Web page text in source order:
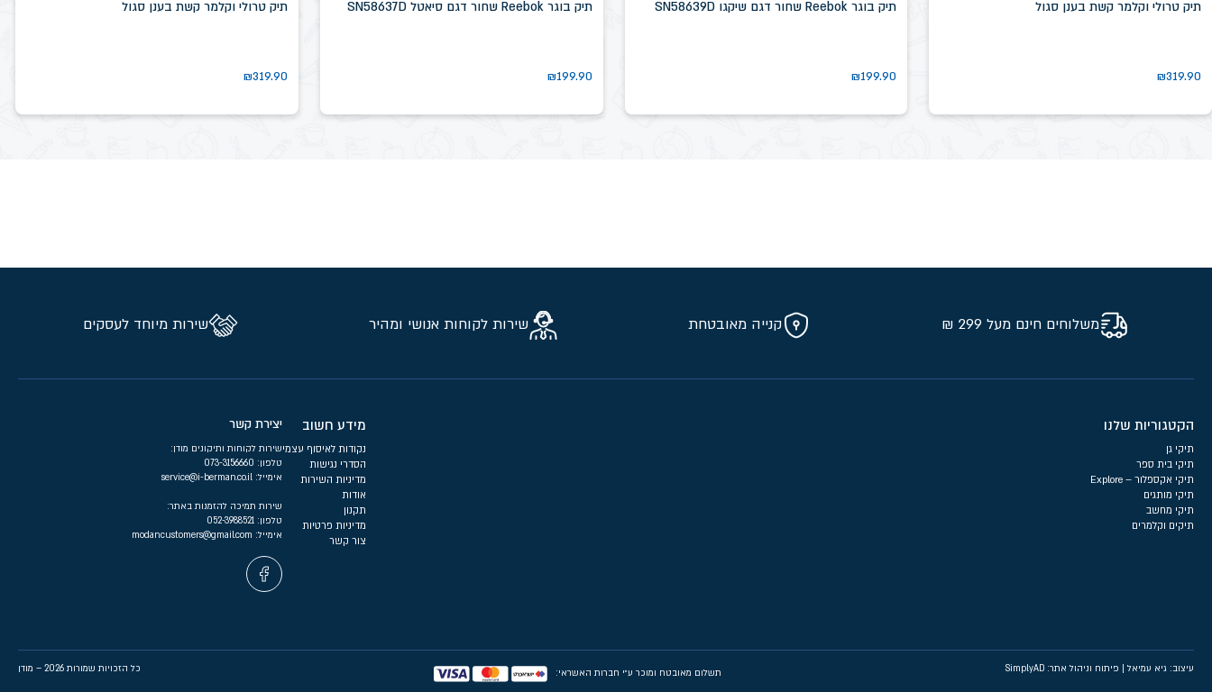
תיק טרולי וקלמר קשת בענן סגול
₪319.90
תיק בוגר Reebok שחור דגם שיקגו SN58639D
₪199.90
תיק בוגר Reebok שחור דגם סיאטל SN58637D
₪199.90
תיק טרולי וקלמר קשת בענן סגול
₪319.90
משלוחים חינם מעל 299 ₪ קנייה מאובטחת שירות לקוחות אנושי ומהיר שירות מיוחד לעסקים
הקטגוריות שלנו
תיקי גן
תיקי בית ספר
תיקי אקספלור – Explore
תיקי מותגים
תיקי מחשב
תיקים וקלמרים
מידע חשוב
נקודות לאיסוף עצמי
הסדרי נגישות
מדיניות השירות
אודות
תקנון
מדיניות פרטיות
צור קשר
יצירת קשר
שירות לקוחות ותיקונים מודן:
טלפון:
אימייל:
שירות תמיכה להזמנות באתר:
טלפון:
אימייל:
עיצוב: גיא עמיאל | פיתוח וניהול אתר: SimplyAD תשלום מאובטח ומוכר ע״י חברות האשראי: כל הזכויות שמורות 2026 – מודן